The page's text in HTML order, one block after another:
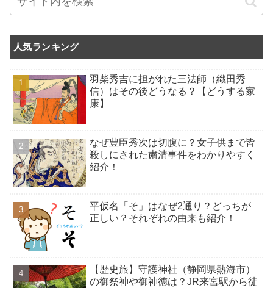
人気ランキング
羽柴秀吉に担がれた三法師（織田秀
信）はその後どうなる？【どうする家
康】
なぜ豊臣秀次は切腹に？女子供まで皆
殺しにされた粛清事件をわかりやすく
紹介！
平仮名「そ」はなぜ2通り？どっちが
正しい？それぞれの由来も紹介！
【歴史旅】守護神社（静岡県熱海市）
の御祭神や御神徳は？JR来宮駅から徒